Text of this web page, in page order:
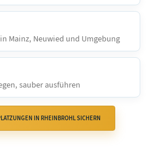
Mainz, Neuwied und Umgebung
sauber ausführen
IN RHEINBROHL SICHERN